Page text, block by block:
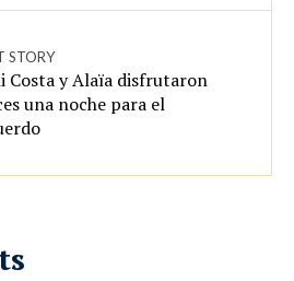
STORY
Costa y Alaïa disfrutaron
una noche para el